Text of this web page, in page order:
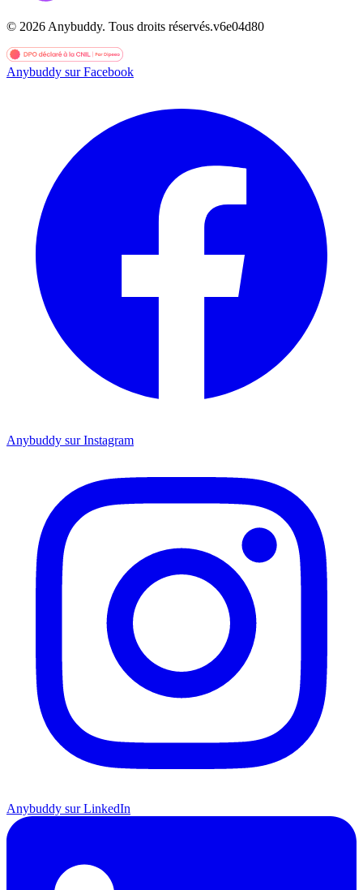
© 2026 Anybuddy. Tous droits réservés.v6e04d80
Anybuddy sur Facebook
Anybuddy sur Instagram
Anybuddy sur LinkedIn